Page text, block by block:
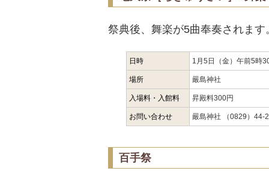
祭典後、舞楽が5曲奉奏されます
日時 1月5日（金）午前5時
場所 嚴島神社
入場料・入館料 昇殿料300円
お問い合わせ 嚴島神社 （0829）44-
百手祭